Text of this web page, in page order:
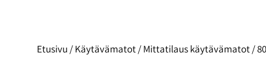
Etusivu /Käytävämatot/Mittatilaus käytävämatot/